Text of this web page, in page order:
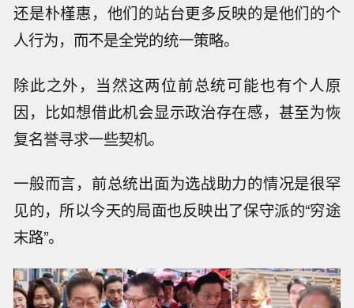
还是朴槿惠，他们的站台更多反映的是他们的个
人行为，而不是全党的统一策略。
除此之外，当然这两位前总统可能也有个人原
因，比如想借此机会显示政治存在感，甚至为恢
复名誉寻求一些契机。
一般而言，前总统出面为选战助力的情况是很罕
见的，所以今天的局面也反映出了保守派的“穷途
末路”。